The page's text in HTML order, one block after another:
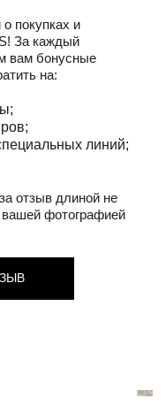
покупках и
За каждый
вам бонусные
на:
линий;
отзыв длиной не
фотографией